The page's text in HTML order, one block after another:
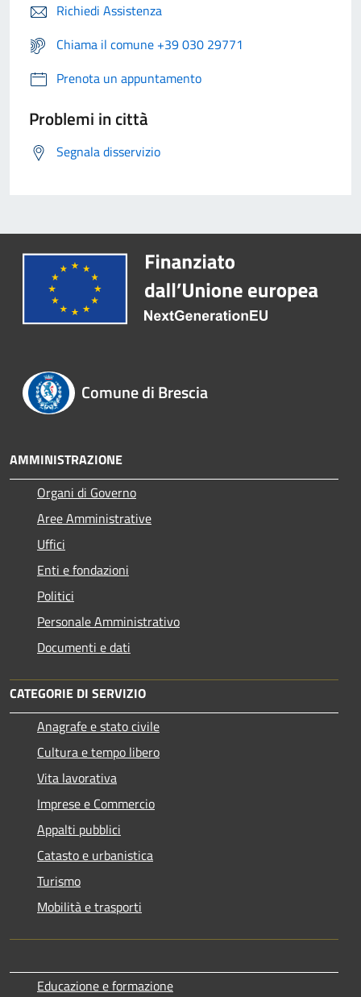
Richiedi Assistenza
Chiama il comune +39 030 29771
Prenota un appuntamento
Problemi in città
Segnala disservizio
Comune di Brescia
AMMINISTRAZIONE
Organi di Governo
Aree Amministrative
Uffici
Enti e fondazioni
Politici
Personale Amministrativo
Documenti e dati
CATEGORIE DI SERVIZIO
Anagrafe e stato civile
Cultura e tempo libero
Vita lavorativa
Imprese e Commercio
Appalti pubblici
Catasto e urbanistica
Turismo
Mobilità e trasporti
Educazione e formazione